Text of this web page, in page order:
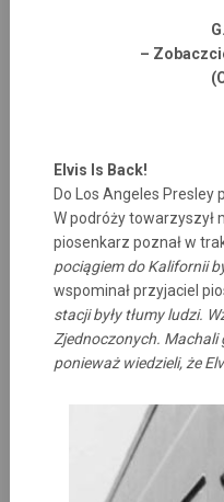
–
Elvis Is Back!
Do Los Angeles Presley
W podróży towarzyszył
piosenkarz poznał w
pociągiem do Kalifornii
wspominał przyjaciel
stacji były tłumy ludzi.
Zjednoczonych. Machali
ponieważ wiedzieli, że